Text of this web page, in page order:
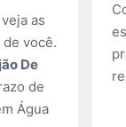
as
você.
De
de
Água